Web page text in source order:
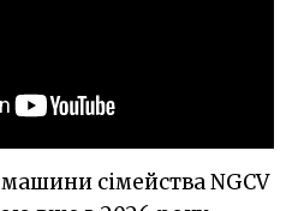
сімейства NGCV